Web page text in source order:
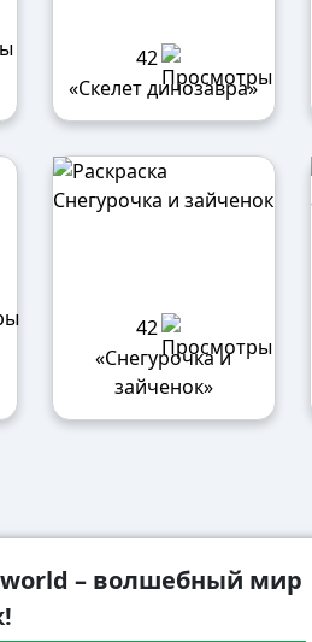
42
«Скелет динозавра»
42
«Снегурочка и
зайченок»
– волшебный мир